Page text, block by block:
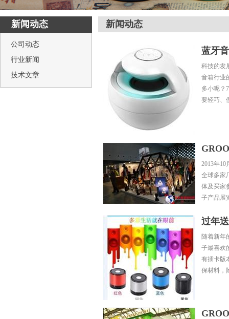
新闻动态
公司动态
行业新闻
技术文章
新闻动态
蓝牙
科技的发
音箱行业
多小呢？
要轻巧、
2013年
全球多家
体及买家
子产品展
过年
随着新年
子最喜欢
有插卡版
保材料，